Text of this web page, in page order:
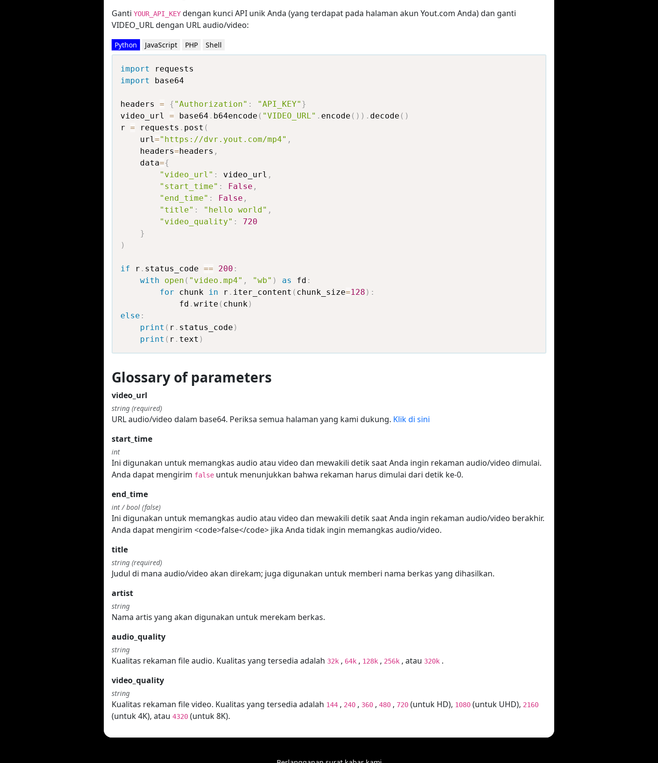
Ganti YOUR_API_KEY dengan kunci API unik Anda (yang terdapat pada halaman akun Yout.com Anda) dan ganti
VIDEO_URL dengan URL audio/video:
Python JavaScript PHP Shell
import
import base64
headers = { "Authorization" : "API_KEY" }
video_url = base64 . b64encode ( "VIDEO_URL" . encode ( ) ) . decode ( )
r = requests . post (
    url
="https://dvr.yout.com/mp4" ,
    headers
=headers ,
    data
={
"video_url" : video_url ,
"start_time" : False ,
"end_time" : False ,
"title" : "hello world" ,
"video_quality" :
720
}
)
if r . status_code == 200 :
with
open ( "video.mp4" , "wb" ) as fd :
for chunk in r . iter_content ( chunk_size=128 ) :
            fd
. write ( chunk )
else :
print ( r . status_code )
print ( r . text )
Glossary of parameters
video_url
string (required)
URL audio/video dalam base64. Periksa semua halaman yang kami dukung. Klik di sini
start_time
int
Ini digunakan untuk memangkas audio atau video dan mewakili detik saat Anda ingin rekaman audio/video dimulai.
Anda dapat mengirim false untuk menunjukkan bahwa rekaman harus dimulai dari detik ke-0.
end_time
int / bool (false)
Ini digunakan untuk memangkas audio atau video dan mewakili detik saat Anda ingin rekaman audio/video berakhir.
Anda dapat mengirim <code>false</code> jika Anda tidak ingin memangkas audio/video.
title
string (required)
Judul di mana audio/video akan direkam; juga digunakan untuk memberi nama berkas yang dihasilkan.
artist
string
Nama artis yang akan digunakan untuk merekam berkas.
audio_quality
string
Kualitas rekaman file audio. Kualitas yang tersedia adalah 32k , 64k , 128k , 256k , atau 320k .
video_quality
string
Kualitas rekaman file video. Kualitas yang tersedia adalah 144 , 240 , 360 , 480 , 720 (untuk HD), 1080 (untuk UHD), 2160
(untuk 4K), atau 4320 (untuk 8K).